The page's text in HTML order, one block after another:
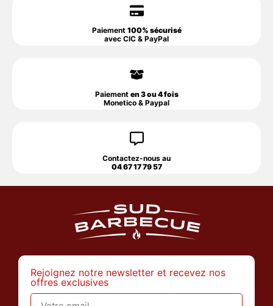
Paiement 100% sécurisé
avec CIC & PayPal
Paiement en 3 ou 4 fois
Monetico & Paypal
Contactez-nous au
04 67 17 79 57
Rejoignez notre newsletter et recevez nos
offres exclusives